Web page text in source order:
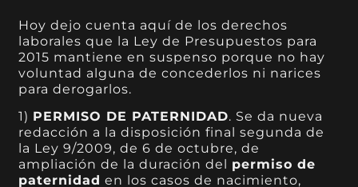
Hoy dejo cuenta aquí de los derechos
laborales que la Ley de Presupuestos para
2015 mantiene en suspenso porque no hay
voluntad alguna de concederlos ni narices
para derogarlos.
1) PERMISO DE PATERNIDAD. Se da nueva
redacción a la disposición final segunda de
la Ley 9/2009, de 6 de octubre, de
ampliación de la duración del permiso de
paternidad en los casos de nacimiento,